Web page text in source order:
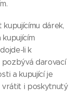
dárek,
li k
pozbývá darovací
a kupující je
vrátit i poskytnutý